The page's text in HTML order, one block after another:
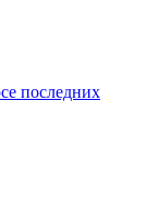
последних